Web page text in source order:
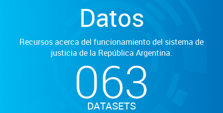
Datos
Recursos acerca del funcionamiento del sistema de
justicia de la República Argentina.
063
DATASETS